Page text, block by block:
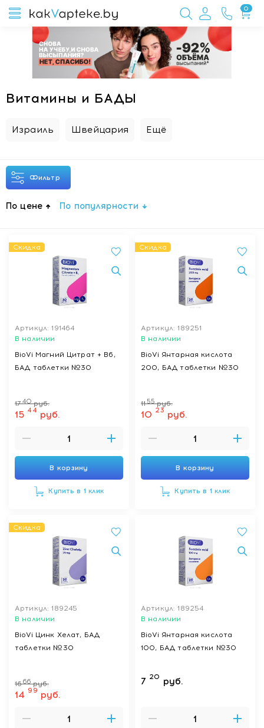
0
Витамины и БАДЫ
Израиль Швейцария Ещё
Фильтр
По цене По популярности
Скидка
Артикул: 191464
В наличии
BioVi Магний Цитрат + В6,
БАД таблетки №30
1740 руб.
15 44 руб.
В корзину
Купить в 1 клик
Скидка
Артикул: 189251
В наличии
BioVi Янтарная кислота
200, БАД таблетки №30
1155 руб.
10 23 руб.
В корзину
Купить в 1 клик
Скидка
Артикул: 189245
В наличии
BioVi Цинк Хелат, БАД
таблетки №30
1666 руб.
14 99 руб.
Артикул: 189254
В наличии
BioVi Янтарная кислота
100, БАД таблетки №30
7 20 руб.